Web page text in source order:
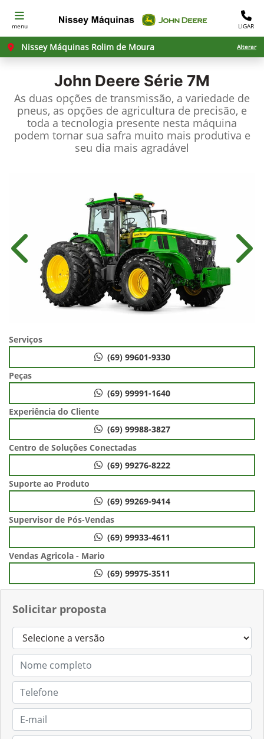
menu LIGAR
Nissey Máquinas Rolim de Moura Alterar
John Deere Série 7M
As duas opções de transmissão, a variedade de
pneus, as opções de agricultura de precisão, e
toda a tecnologia presente nesta máquina
podem tornar sua safra muito mais produtiva e
seu dia mais agradável
Solicitar proposta
Anterior
Serviços
(69) 99601-9330
Peças
(69) 99991-1640
Experiência do Cliente
(69) 99988-3827
Centro de Soluções Conectadas
(69) 99276-8222
Suporte ao Produto
(69) 99269-9414
Supervisor de Pós-Vendas
(69) 99933-4611
Vendas Agricola - Mario
(69) 99975-3511